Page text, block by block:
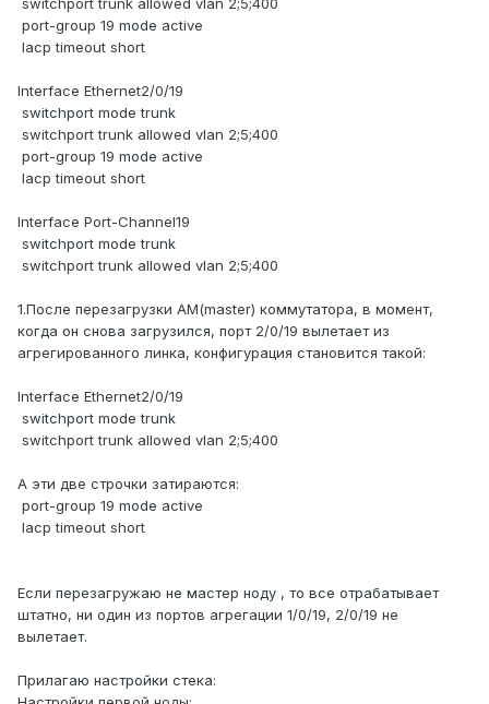
switchport trunk allowed vlan 2;5;400
port-group 19 mode active
lacp timeout short
Interface Ethernet2/0/19
switchport mode trunk
switchport trunk allowed vlan 2;5;400
port-group 19 mode active
lacp timeout short
Interface Port-Channel19
switchport mode trunk
switchport trunk allowed vlan 2;5;400
1.После перезагрузки AM(master) коммутатора, в момент,
когда он снова загрузился, порт 2/0/19 вылетает из
агрегированного линка, конфигурация становится такой:
Interface Ethernet2/0/19
switchport mode trunk
switchport trunk allowed vlan 2;5;400
А эти две строчки затираются:
port-group 19 mode active
lacp timeout short
Если перезагружаю не мастер ноду , то все отрабатывает
штатно, ни один из портов агрегации 1/0/19, 2/0/19 не
вылетает.
Прилагаю настройки стека: